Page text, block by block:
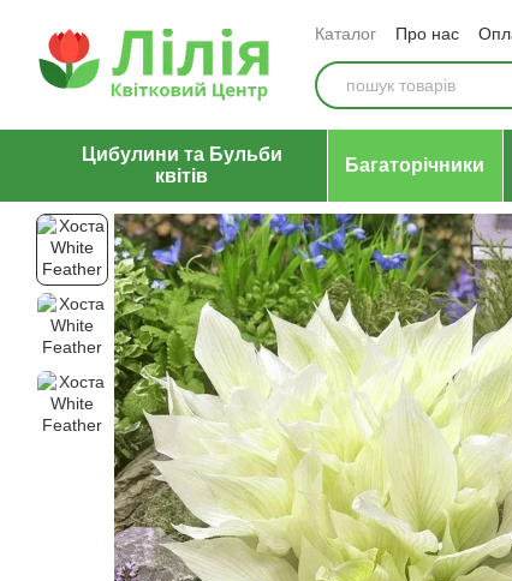
Каталог Про нас
Відгуки про магазин
Цибулини та Бульби
квітів
Багаторічники